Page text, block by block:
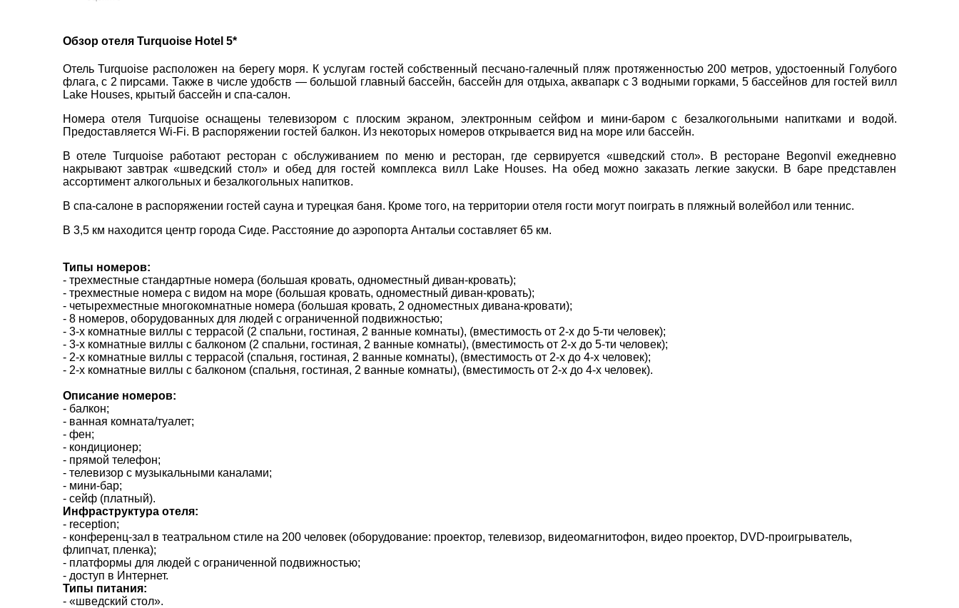
+38 (099) 180-32-43,
+38 (093) 180-32-43,
zp_city@aventour.ua
Пн. - Пт. 9:00 - 18:00
Сб 10:00 - 15:00
+38 (099) 180-32-43,
+38 (093) 180-32-43,
kh_city@aventour.ua
Сб 10:00 - 15:00
Обзор отеля Turquoise Hotel 5*
Отель Turquoise расположен на берегу моря. К услугам гостей собственный песчано-галечный пляж протяженностью 200 метров, удостоенный Голубого
флага, с 2 пирсами. Также в числе удобств — большой главный бассейн, бассейн для отдыха, аквапарк с 3 водными горками, 5 бассейнов для гостей вилл
Lake Houses, крытый бассейн и спа-салон.
Номера отеля Turquoise оснащены телевизором с плоским экраном, электронным сейфом и мини-баром с безалкогольными напитками и водой.
Предоставляется Wi-Fi. В распоряжении гостей балкон. Из некоторых номеров открывается вид на море или бассейн.
В отеле Turquoise работают ресторан с обслуживанием по меню и ресторан, где сервируется «шведский стол». В ресторане Begonvil ежедневно
накрывают завтрак «шведский стол» и обед для гостей комплекса вилл Lake Houses. На обед можно заказать легкие закуски. В баре представлен
ассортимент алкогольных и безалкогольных напитков.
В спа-салоне в распоряжении гостей сауна и турецкая баня. Кроме того, на территории отеля гости могут поиграть в пляжный волейбол или теннис.
В 3,5 км находится центр города Сиде. Расстояние до аэропорта Антальи составляет 65 км.
Типы номеров:
- трехместные стандартные номера (большая кровать, одноместный диван-кровать);
- трехместные номера с видом на море (большая кровать, одноместный диван-кровать);
- четырехместные многокомнатные номера (большая кровать, 2 одноместных дивана-кровати);
- 8 номеров, оборудованных для людей с ограниченной подвижностью;
- 3-х комнатные виллы с террасой (2 спальни, гостиная, 2 ванные комнаты), (вместимость от 2-х до 5-ти человек);
- 3-х комнатные виллы с балконом (2 спальни, гостиная, 2 ванные комнаты), (вместимость от 2-х до 5-ти человек);
- 2-х комнатные виллы с террасой (спальня, гостиная, 2 ванные комнаты), (вместимость от 2-х до 4-х человек);
- 2-х комнатные виллы с балконом (спальня, гостиная, 2 ванные комнаты), (вместимость от 2-х до 4-х человек).
Описание номеров:
- балкон;
- ванная комната/туалет;
- фен;
- кондиционер;
- прямой телефон;
- телевизор с музыкальными каналами;
- мини-бар;
- сейф (платный).
Инфраструктура отеля:
- reception;
- конференц-зал в театральном стиле на 200 человек (оборудование: проектор, телевизор, видеомагнитофон, видео проектор, DVD-проигрыватель,
флипчат, пленка);
- платформы для людей с ограниченной подвижностью;
- доступ в Интернет.
Типы питания:
- «шведский стол».
×
*ВАШЕ ІМ'Я